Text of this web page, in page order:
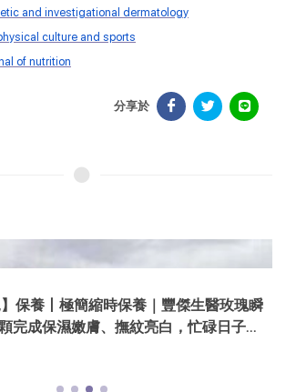
and investigational dermatology
culture and sports
of nutrition
分享於
】保養丨極簡縮時保養｜豐傑生醫玫瑰瞬
完成保濕嫩膚、撫紋亮白，忙碌日子、